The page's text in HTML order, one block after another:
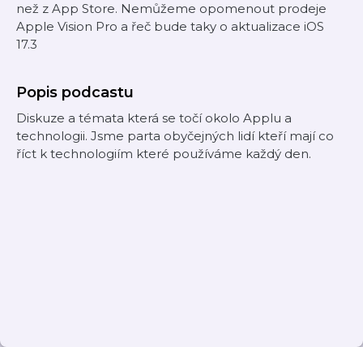
než z App Store. Nemůžeme opomenout prodeje
Apple Vision Pro a řeč bude taky o aktualizace iOS
17.3
Popis podcastu
Diskuze a témata která se točí okolo Applu a
technologii. Jsme parta obyčejných lidí kteří mají co
říct k technologiím které používáme každý den.